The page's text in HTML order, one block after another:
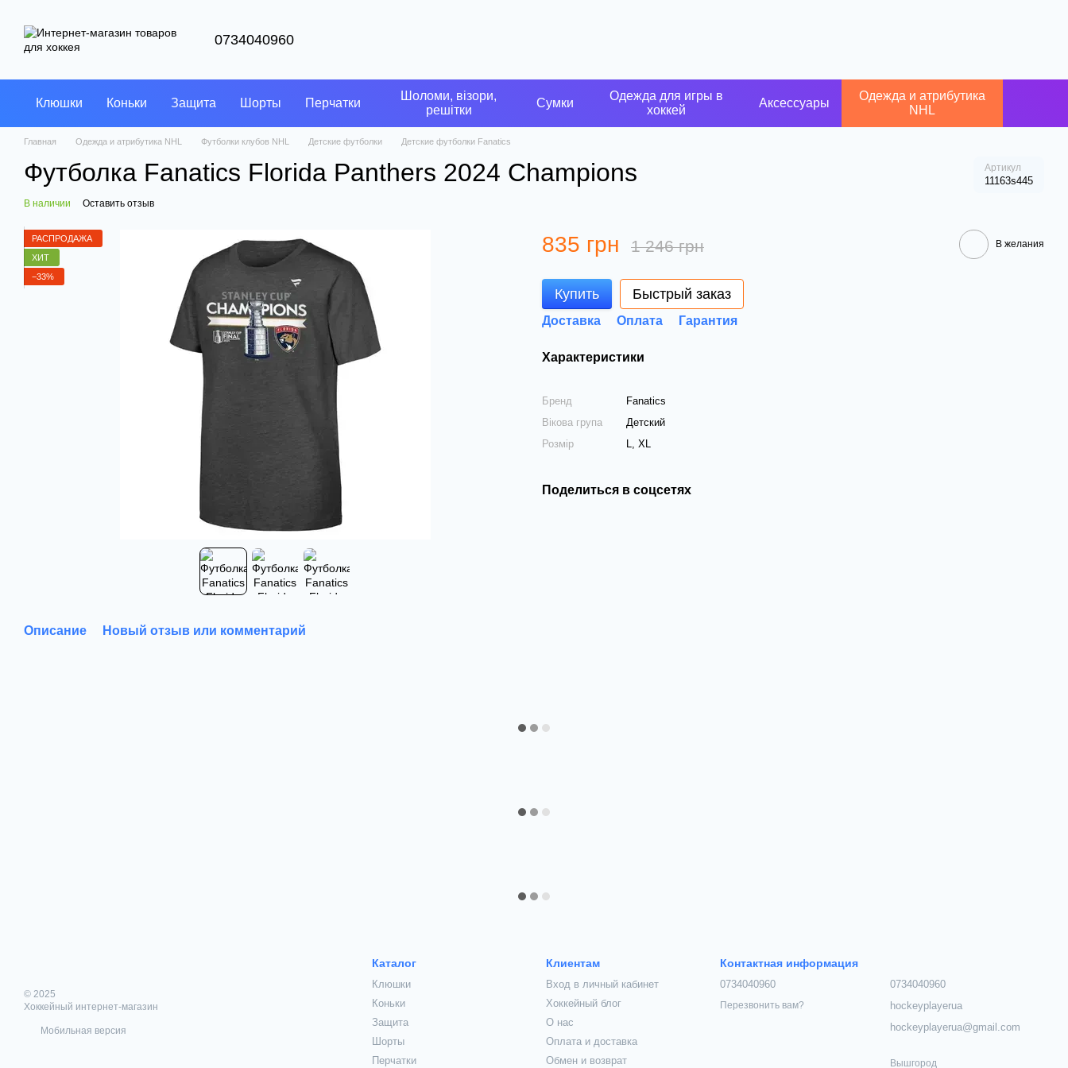
0734040960
Клюшки Коньки Защита Шорты Перчатки
Шоломи, візори,
решітки
Сумки
Одежда для игры в
хоккей
Аксессуары
Одежда и атрибутика
NHL
Главная Одежда и атрибутика NHL Футболки клубов NHL Детские футболки Детские футболки Fanatics
Футболка Fanatics Florida Panthers 2024 Champions Артикул
11163s445
В наличии Оставить отзыв
РАСПРОДАЖА
ХИТ
−33%
Описание Новый отзыв или комментарий
835 грн 1 246 грн В желания
Купить Быстрый заказ
Доставка Оплата Гарантия
Характеристики
Бренд
Fanatics
Вікова група
Детский
Розмір
L, XL
Поделиться в соцсетях
© 2025
Хоккейный интернет-магазин
Мобильная версия
Каталог
Клюшки
Коньки
Защита
Шорты
Перчатки
Клиентам
Вход в личный кабинет
Хоккейный блог
О нас
Оплата и доставка
Обмен и возврат
Контактная информация
0734040960
Перезвонить вам?
0734040960
hockeyplayerua
hockeyplayerua@gmail.com
Вышгород